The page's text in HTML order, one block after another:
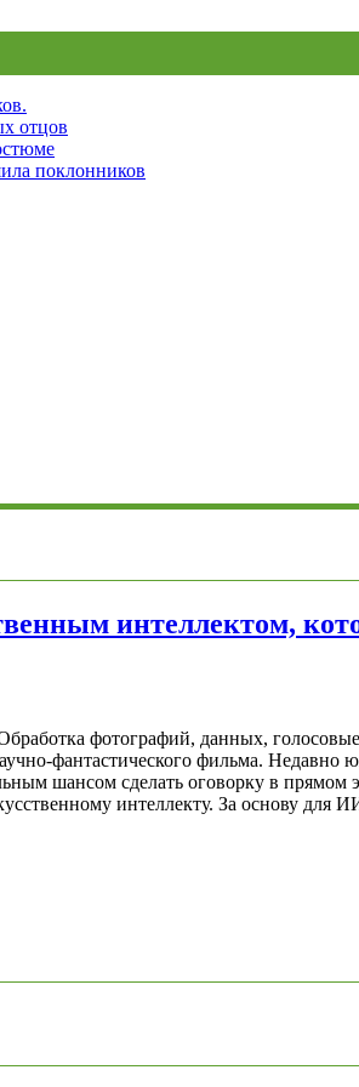
отцов
поклонников
интеллектом,
фотографий, данных,
фантастического фильма.
шансом сделать оговорку в прямом
интеллекту. За основу